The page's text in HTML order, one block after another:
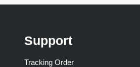
Support
Tracking Order